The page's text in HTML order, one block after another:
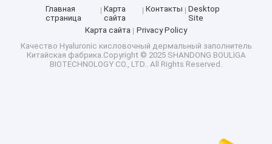
Главная
страница
Карта
сайта
Контакты
Desktop
Site
Карта сайта
Privacy Policy
Качество Hyaluronic кисловочный дермальный заполнитель
Китайская фабрика.Copyright © 2025 SHANDONG BOULIGA
BIOTECHNOLOGY CO., LTD.. All Rights Reserved.